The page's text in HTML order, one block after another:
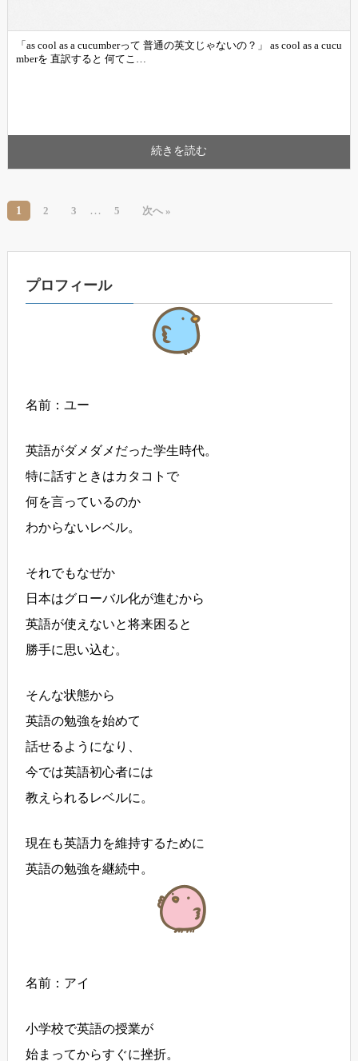
「as cool as a cucumberって 普通の英文じゃないの？」 as cool as a cucu
mberを 直訳すると 何てこ…
続きを読む
1 2 3 … 5 次へ »
プロフィール
名前：ユー
英語がダメダメだった学生時代。
特に話すときはカタコトで
何を言っているのか
わからないレベル。
それでもなぜか
日本はグローバル化が進むから
英語が使えないと将来困ると
勝手に思い込む。
そんな状態から
英語の勉強を始めて
話せるようになり、
今では英語初心者には
教えられるレベルに。
現在も英語力を維持するために
英語の勉強を継続中。
名前：アイ
小学校で英語の授業が
始まってからすぐに挫折。